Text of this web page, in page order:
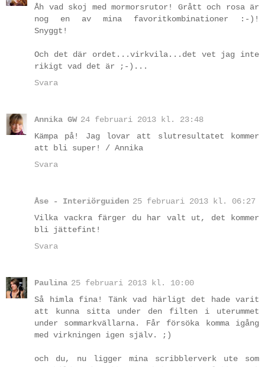
Åh vad skoj med mormorsrutor! Grått och rosa är
nog en av mina favoritkombinationer :-)!
Snyggt!
Och det där ordet...virkvila...det vet jag inte
rikigt vad det är ;-)...
Svara
Annika GW 24 februari 2013 kl. 23:48
Kämpa på! Jag lovar att slutresultatet kommer
att bli super! / Annika
Svara
Åse - Interiörguiden 25 februari 2013 kl. 06:27
Vilka vackra färger du har valt ut, det kommer
bli jättefint!
Svara
Paulina 25 februari 2013 kl. 10:00
Så himla fina! Tänk vad härligt det hade varit
att kunna sitta under den filten i uterummet
under sommarkvällarna. Får försöka komma igång
med virkningen igen själv. ;)
och du, nu ligger mina scribblerverk ute som